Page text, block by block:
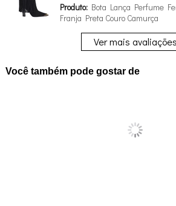
Produto:Bota Lança Perfume
Franja Preta Couro Camurça
Ver mais avaliações
Você também pode gostar de